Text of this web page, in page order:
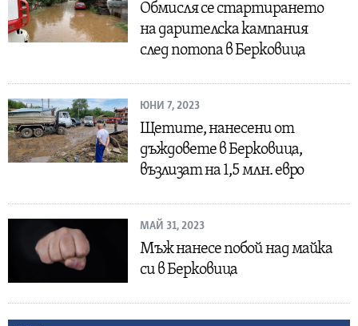
Обмисля се стартирането
на дарителска кампания
след потопа в Берковица
ЮНИ 7, 2023
Щетите, нанесени от
дъждовете в Берковица,
възлизат на 1,5 млн. евро
МАЙ 31, 2023
Мъж нанесе побой над майка
си в Берковица